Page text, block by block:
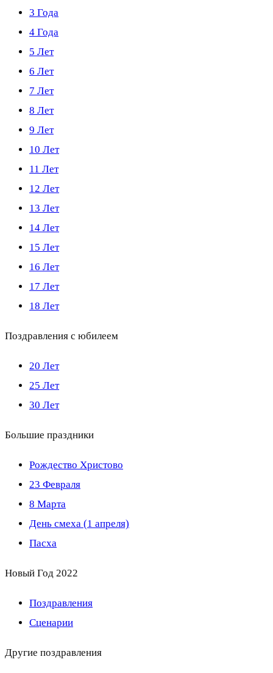
3 Года
4 Года
5 Лет
6 Лет
7 Лет
8 Лет
9 Лет
10 Лет
11 Лет
12 Лет
13 Лет
14 Лет
15 Лет
16 Лет
17 Лет
18 Лет
Поздравления с юбилеем
20 Лет
25 Лет
30 Лет
Большие праздники
Рождество Христово
23 Февраля
8 Марта
День смеха (1 апреля)
Пасха
Новый Год 2022
Поздравления
Сценарии
Другие поздравления